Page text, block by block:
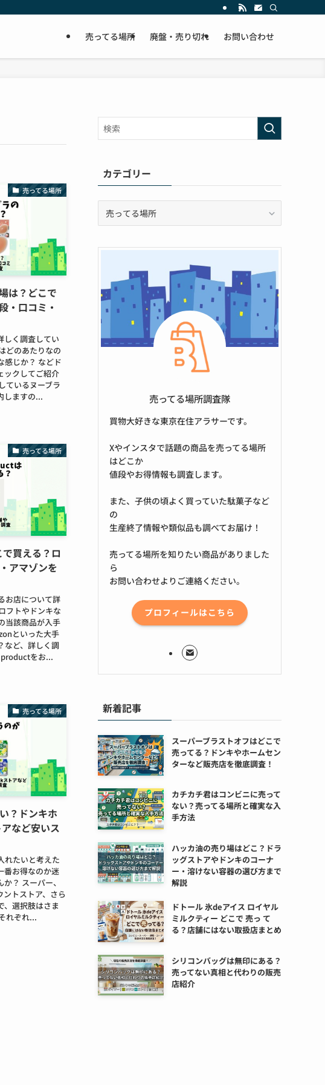
売ってる場所 廃盤・売り切れ お問い合わせ
売ってる場所
は？どこで
・口コミ・
しく調査してい
どのあたりなの
感じか？ などド
ックしてご紹介
ているヌーブラ
しますの...
売ってる場所
買える？ロ
アマゾンを
お店について詳
フトやドンキな
当該商品が入手
といった大手
など、詳しく調
productをお...
売ってる場所
？ドンキホ
など安いス
れたいと考えた
番お得なのか迷
？ スーパー、
ントストア、さら
、選択肢はさま
れぞれ...
カテゴリー
リ
売ってる場所調査隊
買物大好きな東京在住アラサーです。
Xやインスタで話題の商品を売ってる場所
はどこか
値段やお得情報も調査します。
また、子供の頃よく買っていた駄菓子など
の
生産終了情報や類似品も調べてお届け！
売ってる場所を知りたい商品がありました
ら
お問い合わせよりご連絡ください。
プロフィールはこちら
新着記事
スーパーブラストオフはどこで
売ってる？ドンキやホームセン
ターなど販売店を徹底調査！
カチカチ君はコンビニに売って
ない？売ってる場所と確実な入
手方法
ハッカ油の売り場はどこ？ドラ
ッグストアやドンキのコーナ
ー・溶けない容器の選び方まで
解説
ドトール 氷deアイス ロイヤル
ミルクティー どこで 売っ て
る？店舗にはない取扱店まとめ
シリコンバッグは無印にある？
売ってない真相と代わりの販売
店紹介